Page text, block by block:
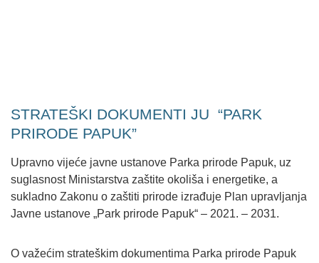
STRATEŠKI DOKUMENTI JU “PARK
PRIRODE PAPUK”
Upravno vijeće javne ustanove Parka prirode Papuk, uz
suglasnost Ministarstva zaštite okoliša i energetike, a
sukladno Zakonu o zaštiti prirode izrađuje Plan upravljanja
Javne ustanove „Park prirode Papuk“ – 2021. – 2031.
O važećim strateškim dokumentima Parka prirode Papuk